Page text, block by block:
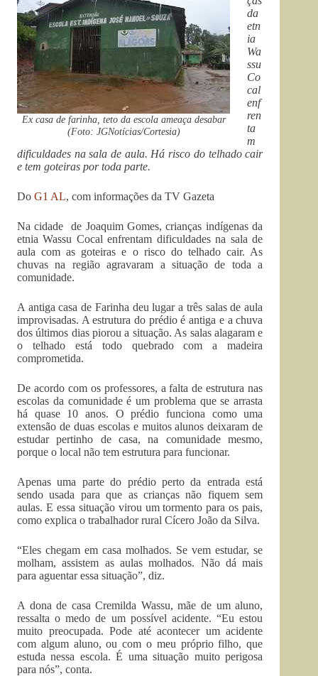
Ex casa de farinha, teto da escola ameaça desabar
(Foto: JGNotícias/Cortesia)
da
etn
ia
Wa
ssu
Co
cal
enf
ren
ta
m
dificuldades na sala de aula. Há risco do telhado cair
e tem goteiras por toda parte.
Do G1 AL, com informações da TV Gazeta
Na cidade de Joaquim Gomes, crianças indígenas da
etnia Wassu Cocal enfrentam dificuldades na sala de
aula com as goteiras e o risco do telhado cair. As
chuvas na região agravaram a situação de toda a
comunidade.
A antiga casa de Farinha deu lugar a três salas de aula
improvisadas. A estrutura do prédio é antiga e a chuva
dos últimos dias piorou a situação. As salas alagaram e
o telhado está todo quebrado com a madeira
comprometida.
De acordo com os professores, a falta de estrutura nas
escolas da comunidade é um problema que se arrasta
há quase 10 anos. O prédio funciona como uma
extensão de duas escolas e muitos alunos deixaram de
estudar pertinho de casa, na comunidade mesmo,
porque o local não tem estrutura para funcionar.
Apenas uma parte do prédio perto da entrada está
sendo usada para que as crianças não fiquem sem
aulas. E essa situação virou um tormento para os pais,
como explica o trabalhador rural Cícero João da Silva.
“Eles chegam em casa molhados. Se vem estudar, se
molham, assistem as aulas molhados. Não dá mais
para aguentar essa situação”, diz.
A dona de casa Cremilda Wassu, mãe de um aluno,
ressalta o medo de um possível acidente. “Eu estou
muito preocupada. Pode até acontecer um acidente
com algum aluno, ou com o meu próprio filho, que
estuda nessa escola. É uma situação muito perigosa
para nós”, conta.